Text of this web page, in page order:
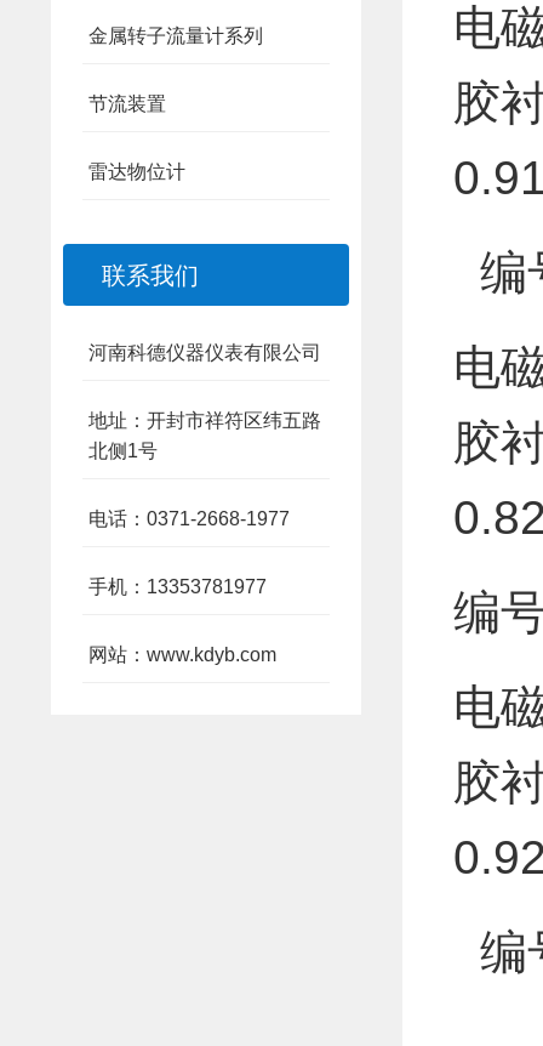
金属转子流量计系列
节流装置
雷达物位计
联系我们
河南科德仪器仪表有限公司
地址：开封市祥符区纬五路
北侧1号
电话：0371-2668-1977
手机：13353781977
网站：www.kdyb.com
电
胶
编
电
胶
编
电
胶
编